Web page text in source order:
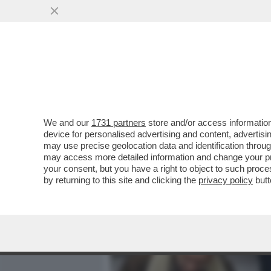
IL POLSO PER IL
DONNA CON DUE CARTE
VAI ALL'ARTICOLO
We and our 1731 partners store and/or access
device for personalised advertising and content,
may use precise geolocation data and identification
may access more detailed information and change your
your consent, but you have a right to object to such
by returning to this site and clicking the privacy policy